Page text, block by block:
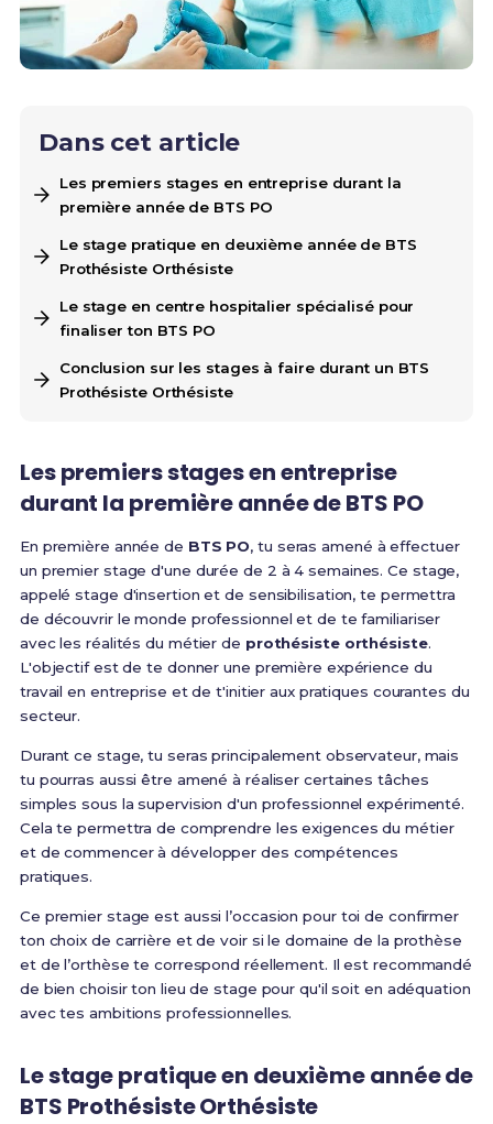
Dans cet article
Les premiers stages en entreprise durant la
première année de BTS PO
Le stage pratique en deuxième année de BTS
Prothésiste Orthésiste
Le stage en centre hospitalier spécialisé pour
finaliser ton BTS PO
Conclusion sur les stages à faire durant un BTS
Prothésiste Orthésiste
Les premiers stages en entreprise
durant la première année de BTS PO
En première année de BTS PO, tu seras amené à effectuer
un premier stage d'une durée de 2 à 4 semaines. Ce stage,
appelé stage d'insertion et de sensibilisation, te permettra
de découvrir le monde professionnel et de te familiariser
avec les réalités du métier de prothésiste orthésiste.
L'objectif est de te donner une première expérience du
travail en entreprise et de t'initier aux pratiques courantes du
secteur.
Durant ce stage, tu seras principalement observateur, mais
tu pourras aussi être amené à réaliser certaines tâches
simples sous la supervision d'un professionnel expérimenté.
Cela te permettra de comprendre les exigences du métier
et de commencer à développer des compétences
pratiques.
Ce premier stage est aussi l’occasion pour toi de confirmer
ton choix de carrière et de voir si le domaine de la prothèse
et de l’orthèse te correspond réellement. Il est recommandé
de bien choisir ton lieu de stage pour qu'il soit en adéquation
avec tes ambitions professionnelles.
Le stage pratique en deuxième année de
BTS Prothésiste Orthésiste